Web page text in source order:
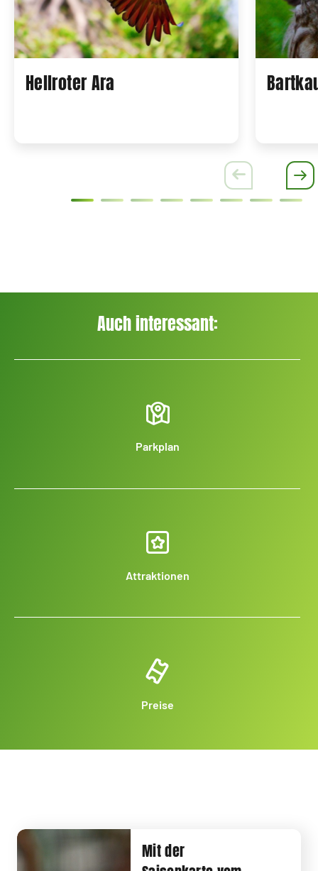
Hellroter Ara
Auch interessant:
Parkplan
Attraktionen
Preise
Mit der